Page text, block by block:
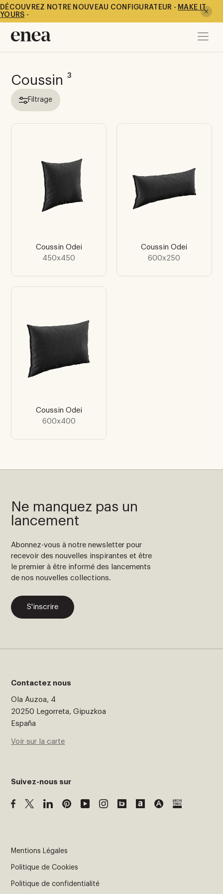
DÉCOUVREZ NOTRE NOUVEAU CONFIGURATEUR - MAKE IT
YOURS -
Coussin 3
Filtrage
Coussin Odei
450x450
Coussin Odei
600x250
Coussin Odei
600x400
Ne manquez pas un
lancement
Abonnez-vous à notre newsletter pour
recevoir des nouvelles inspirantes et être
le premier à être informé des lancements
de nos nouvelles collections.
S'inscrire
Contactez nous
Ola Auzoa, 4
20250 Legorreta, Gipuzkoa
España
Voir sur la carte
Suivez-nous sur
Mentions Légales
Politique de Cookies
Politique de confidentialité